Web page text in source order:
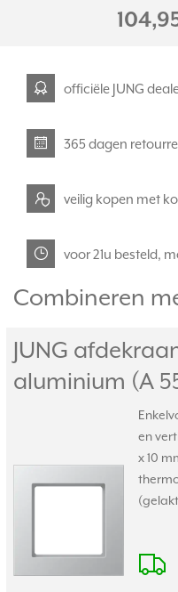
officiële JUNG
365 dagen
veilig kopen met
voor 21u besteld,
Combineren
JUNG
aluminium (A
en
x 10